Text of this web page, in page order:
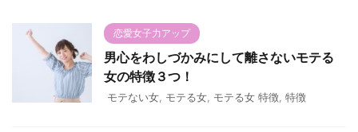
恋愛女子力アップ
男心をわしづかみにして離さないモテる
女の特徴３つ！
モテない女 モテる女 モテる女 特徴 特徴